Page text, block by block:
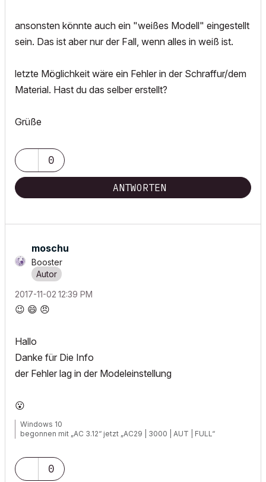
ansonsten könnte auch ein "weißes Modell" eingestellt
sein. Das ist aber nur der Fall, wenn alles in weiß ist.
letzte Möglichkeit wäre ein Fehler in der Schraffur/dem
Material. Hast du das selber erstellt?
Grüße
0
ANTWORTEN
moschu
Booster
‎2017-11-02 12:39 PM
😉 😄 😠
Hallo
Danke für Die Info
der Fehler lag in der Modeleinstellung
😮
Windows 10
begonnen mit „AC 3.12“ jetzt „AC29 | 3000 | AUT | FULL“
0